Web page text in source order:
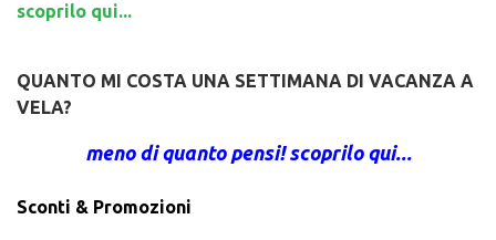
scoprilo qui...
QUANTO MI COSTA UNA SETTIMANA DI VACANZA A
VELA?
meno di quanto pensi! scoprilo qui...
Sconti & Promozioni